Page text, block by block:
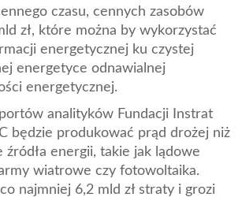
czasu, cennych zasobów
zł, które można by wykorzystać
energetycznej ku czystej
energetyce odnawialnej
energetycznej.
analityków Fundacji Instrat
będzie produkować prąd drożej niż
źródła energii, takie jak lądowe
wiatrowe czy fotowoltaika.
najmniej 6,2 mld zł straty i grozi